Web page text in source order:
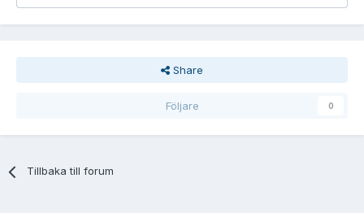
Share
Följare 0
Tillbaka till forum